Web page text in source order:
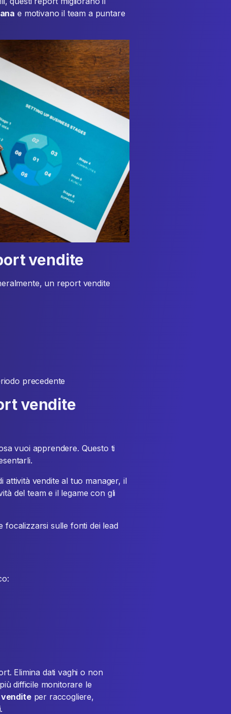
e motivano il team a puntare
vendite
un report vendite
precedente
vendite
vuoi apprendere. Questo ti
attività vendite al tuo manager, il
del team e il legame con gli
focalizzarsi sulle fonti dei lead
Elimina dati vaghi o non
difficile monitorare le
venditeper raccogliere,